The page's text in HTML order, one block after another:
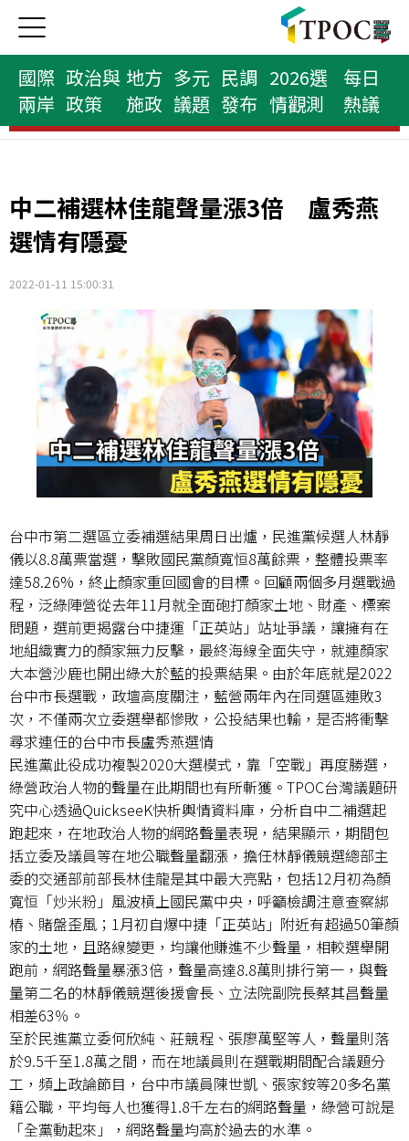
國際
兩岸
政治與
政策
地方
施政
多元
議題
民調
發布
2026選
情觀測
每日
熱議
府院首長榜
中二補選林佳龍聲量漲3倍 盧秀燕
選情有隱憂
2022-01-11 15:00:31
台中市第二選區立委補選結果周日出爐，民進黨候選人林靜
儀以8.8萬票當選，擊敗國民黨顏寬恒8萬餘票，整體投票率
達58.26%，終止顏家重回國會的目標。回顧兩個多月選戰過
程，泛綠陣營從去年11月就全面砲打顏家土地、財產、標案
問題，選前更揭露台中捷運「正英站」站址爭議，讓擁有在
地組織實力的顏家無力反擊，最終海線全面失守，就連顏家
大本營沙鹿也開出綠大於藍的投票結果。由於年底就是2022
台中市長選戰，政壇高度關注，藍營兩年內在同選區連敗3
次，不僅兩次立委選舉都慘敗，公投結果也輸，是否將衝擊
尋求連任的台中市長盧秀燕選情
民進黨此役成功複製2020大選模式，靠「空戰」再度勝選，
綠營政治人物的聲量在此期間也有所斬獲。TPOC台灣議題研
究中心透過QuickseeK快析輿情資料庫，分析自中二補選起
跑起來，在地政治人物的網路聲量表現，結果顯示，期間包
括立委及議員等在地公職聲量翻漲，擔任林靜儀競選總部主
委的交通部前部長林佳龍是其中最大亮點，包括12月初為顏
寬恒「炒米粉」風波槓上國民黨中央，呼籲檢調注意查察綁
樁、賭盤歪風；1月初自爆中捷「正英站」附近有超過50筆顏
家的土地，且路線變更，均讓他賺進不少聲量，相較選舉開
跑前，網路聲量暴漲3倍，聲量高達8.8萬則排行第一，與聲
量第二名的林靜儀競選後援會長、立法院副院長蔡其昌聲量
相差63％。
至於民進黨立委何欣純、莊競程、張廖萬堅等人，聲量則落
於9.5千至1.8萬之間，而在地議員則在選戰期間配合議題分
工，頻上政論節目，台中市議員陳世凱、張家銨等20多名黨
籍公職，平均每人也獲得1.8千左右的網路聲量，綠營可說是
「全黨動起來」，網路聲量均高於過去的水準。